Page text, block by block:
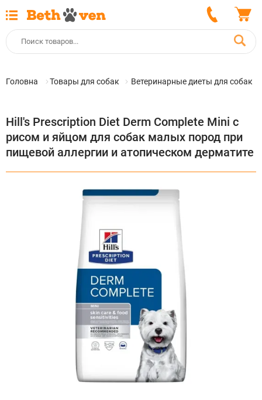
Головна Товары для собак Ветеринарные диеты для собак
Hill's Prescription Diet Derm Complete Mini с
рисом и яйцом для собак малых пород при
пищевой аллергии и атопическом дерматите